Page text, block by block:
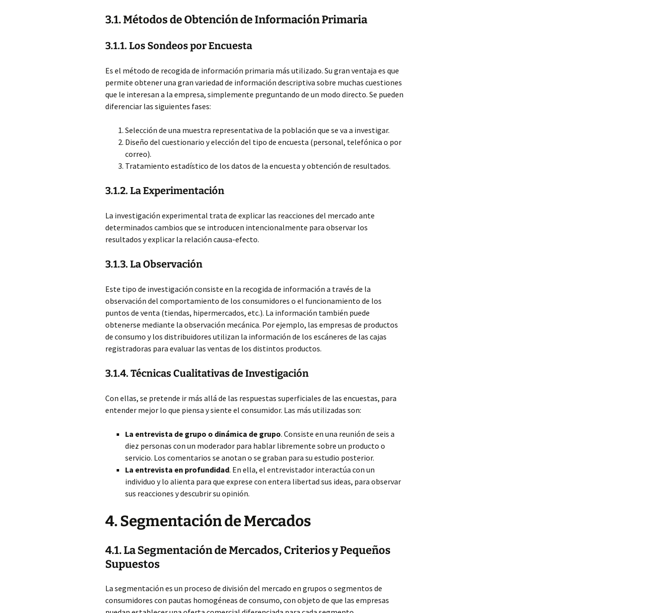
3.1. Métodos de Obtención de Información Primaria
3.1.1. Los Sondeos por Encuesta
Es el método de recogida de información primaria más utilizado. Su gran ventaja es que
permite obtener una gran variedad de información descriptiva sobre muchas cuestiones
que le interesan a la empresa, simplemente preguntando de un modo directo. Se pueden
diferenciar las siguientes fases:
Selección de una muestra representativa de la población que se va a investigar.
Diseño del cuestionario y elección del tipo de encuesta (personal, telefónica o por
correo).
Tratamiento estadístico de los datos de la encuesta y obtención de resultados.
3.1.2. La Experimentación
La investigación experimental trata de explicar las reacciones del mercado ante
determinados cambios que se introducen intencionalmente para observar los
resultados y explicar la relación causa-efecto.
3.1.3. La Observación
Este tipo de investigación consiste en la recogida de información a través de la
observación del comportamiento de los consumidores o el funcionamiento de los
puntos de venta (tiendas, hipermercados, etc.). La información también puede
obtenerse mediante la observación mecánica. Por ejemplo, las empresas de productos
de consumo y los distribuidores utilizan la información de los escáneres de las cajas
registradoras para evaluar las ventas de los distintos productos.
3.1.4. Técnicas Cualitativas de Investigación
Con ellas, se pretende ir más allá de las respuestas superficiales de las encuestas, para
entender mejor lo que piensa y siente el consumidor. Las más utilizadas son:
La entrevista de grupo o dinámica de grupo. Consiste en una reunión de seis a
diez personas con un moderador para hablar libremente sobre un producto o
servicio. Los comentarios se anotan o se graban para su estudio posterior.
La entrevista en profundidad. En ella, el entrevistador interactúa con un
individuo y lo alienta para que exprese con entera libertad sus ideas, para observar
sus reacciones y descubrir su opinión.
4. Segmentación de Mercados
4.1. La Segmentación de Mercados, Criterios y Pequeños
Supuestos
La segmentación es un proceso de división del mercado en grupos o segmentos de
consumidores con pautas homogéneas de consumo, con objeto de que las empresas